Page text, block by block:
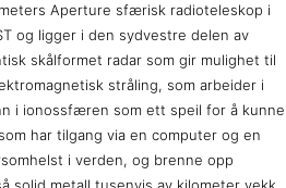
Aperture sfærisk radioteleskop i
og ligger i den sydvestre delen av
skålformet radar som gir mulighet til
stråling, som arbeider i
i ionossfæren som ett speil for å kunne
har tilgang via en computer og en
i verden, og brenne opp